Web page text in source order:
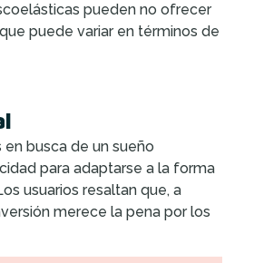
pueden no ofrecer
puede variar en términos de
busca de un sueño
para adaptarse a la forma
usuarios resaltan que, a
merece la pena por los